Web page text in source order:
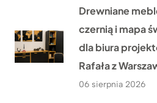
Drewniane
czernią i mapa
dla biura
Rafała z
06 sierpnia 2026